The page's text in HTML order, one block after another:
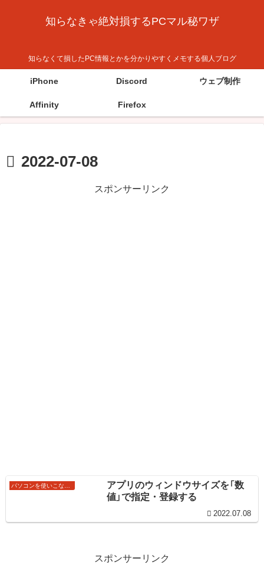
知らなきゃ絶対損するPCマル秘ワザ
知らなくて損したPC情報とかを分かりやすくメモする個人ブログ
iPhone Discord ウェブ制作
Affinity Firefox
2022-07-08
スポンサーリンク
アプリのウィンドウサイズを「数
値」で指定・登録する
2022.07.08
スポンサーリンク